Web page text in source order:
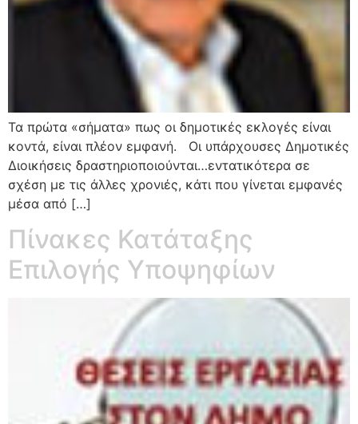
Τα πρώτα «σήματα» πως οι δημοτικές εκλογές είναι
κοντά, είναι πλέον εμφανή. Οι υπάρχουσες Δημοτικές
Διοικήσεις δραστηριοποιούνται…εντατικότερα σε
σχέση με τις άλλες χρονιές, κάτι που γίνεται εμφανές
μέσα από […]
Πίνακες Κατάταξης
Επιλογής Υποψηφίων